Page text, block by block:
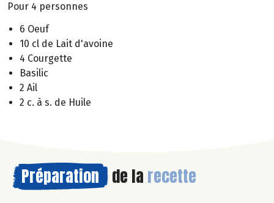
Pour 4 personnes
6 Oeuf
10 cl de Lait d'avoine
4 Courgette
Basilic
2 Ail
2 c. à s. de Huile
Préparation de la recette